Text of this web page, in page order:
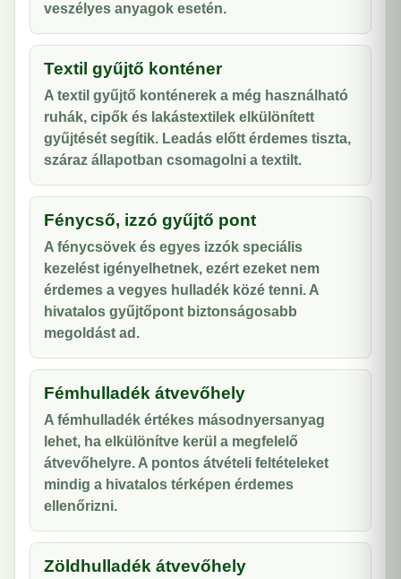
veszélyes anyagok esetén.
Textil gyűjtő konténer
A textil gyűjtő konténerek a még használható
ruhák, cipők és lakástextilek elkülönített
gyűjtését segítik. Leadás előtt érdemes tiszta,
száraz állapotban csomagolni a textilt.
Fénycső, izzó gyűjtő pont
A fénycsövek és egyes izzók speciális
kezelést igényelhetnek, ezért ezeket nem
érdemes a vegyes hulladék közé tenni. A
hivatalos gyűjtőpont biztonságosabb
megoldást ad.
Fémhulladék átvevőhely
A fémhulladék értékes másodnyersanyag
lehet, ha elkülönítve kerül a megfelelő
átvevőhelyre. A pontos átvételi feltételeket
mindig a hivatalos térképen érdemes
ellenőrizni.
Zöldhulladék átvevőhely